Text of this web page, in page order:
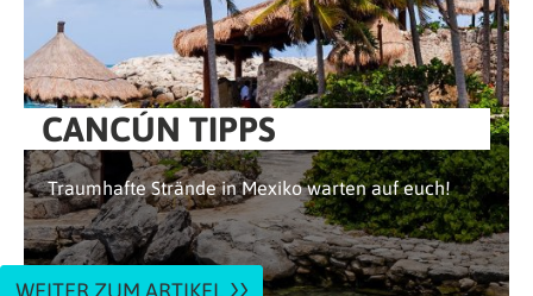
CANCÚN TIPPS
Traumhafte Strände in Mexiko warten auf euch!